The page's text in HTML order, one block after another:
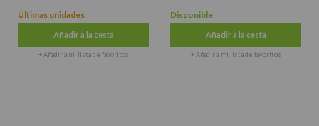
Últimas unidades
Añadir a la cesta
+ Añadir a mi lista de favoritos
Disponible
Añadir a la cesta
+ Añadir a mi lista de favoritos